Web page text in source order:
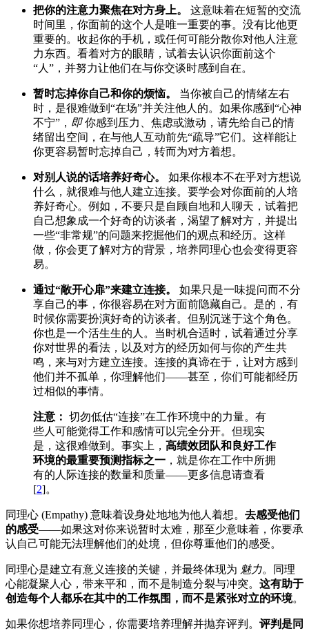
把你的注意力聚焦在对方身上。
这意味着在短暂的交流
时间里，你面前的这个人是唯一重要的事。没有比他更
重要的。收起你的手机，或任何可能分散你对他人注意
力东西。看着对方的眼睛，试着去认识你面前这个
“人”，并努力让他们在与你交谈时感到自在。
暂时忘掉你自己和你的烦恼。
当你被自己的情绪左右
时，是很难做到“在场”并关注他人的。如果你感到“心神
不宁”， 即你感到压力、焦虑或激动，请先给自己的情
绪留出空间，在与他人互动前先“疏导”它们。这样能让
你更容易暂时忘掉自己，转而为对方着想。
对别人说的话培养好奇心。
如果你根本不在乎对方想说
什么，就很难与他人建立连接。要学会对你面前的人培
养好奇心。例如，不要只是自顾自地和人聊天，试着把
自己想象成一个好奇的访谈者，渴望了解对方，并提出
一些“非常规”的问题来挖掘他们的观点和经历。这样
做，你会更了解对方的背景，培养同理心也会变得更容
易。
通过“敞开心扉”来建立连接。
如果只是一味提问而不分
享自己的事，你很容易在对方面前隐藏自己。是的，有
时候你需要扮演好奇的访谈者。但别沉迷于这个角色。
你也是一个活生生的人。当时机合适时，试着通过分享
你对世界的看法，以及对方的经历如何与你的产生共
鸣，来与对方建立连接。连接的真谛在于，让对方感到
他们并不孤单，你理解他们——甚至，你们可能都经历
过相似的事情。
注意： 切勿低估“连接”在工作环境中的力量。有
些人可能觉得工作和感情可以完全分开。但现实
是，这很难做到。事实上， 高绩效团队和良好工作
环境的最重要预测指标之一 ，就是你在工作中所拥
有的人际连接的数量和质量——更多信息请查看
[2]。
同理心 (Empathy) 意味着设身处地地为他人着想。 去感受他们
的感受——如果这对你来说暂时太难，那至少意味着，你要承
认自己可能无法理解他们的处境，但你尊重他们的感受。
同理心是建立有意义连接的关键，并最终体现为 魅力。同理
心能凝聚人心，带来平和，而不是制造分裂与冲突。 这有助于
创造每个人都乐在其中的工作氛围，而不是紧张对立的环境。
如果你想培养同理心，你需要培养理解并抛弃评判。 评判是同